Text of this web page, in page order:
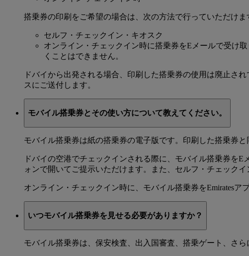
搭乗券の印刷をご希望の場合は、次の方法で行っていただけま
セルフ・チェックイン・キオスク
オンライン・チェックイン時に搭乗券をEメールで受け
くことはできません。
ドバイから出発される場合、印刷した搭乗券の使用は廃止さ
スにご送付します。
モバイル搭乗券とその使い方について教えてください。
モバイル搭乗券は紙の搭乗券の電子版です。印刷した搭乗券
ドバイの空港でチェックインされる際に、モバイル搭乗券を
ォンで開いてご提示いただけます。また、セルフ・チェック
オンライン・チェックイン時に、モバイル搭乗券をEmirates
いつモバイル搭乗券を見せる必要がありますか？
モバイル搭乗券は、保安検査、出入国審査、搭乗ゲート、さ